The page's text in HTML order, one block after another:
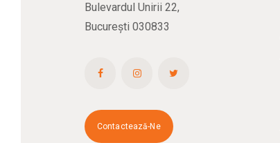
Bulevardul Unirii 22,
București 030833
Contactează-Ne